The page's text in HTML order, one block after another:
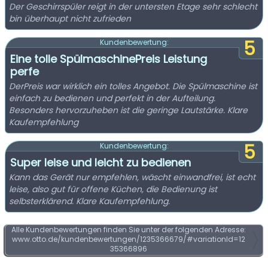
Der Geschirrspüler reigt in der untersten Etage sehr schlecht
bin überhaupt nicht zufrieden
5
Kundenbewertung:
Eine tolle SpülmaschinePreis Leistung
perfe
DerPreis war wirklich ein tolles Angebot. Die Spülmaschine ist
einfach zu bedienen und perfekt in der Aufteilung.
Besonders hervorzuheben ist die geringe Lautstärke. Klare
Kaufempfehlung
5
Kundenbewertung:
Super leise und leicht zu bedienen
Kann das Gerät nur empfehlen, wäscht einwandfrei, ist echt
leise, also gut für offene Küchen, die Bedienung ist
selbsterklärend. Klare Kaufempfehlung.
Alle Kundenbewertungen finden Sie unter der folgenden Adresse:
www.otto.de/kundenbewertungen/1235366679/#variationId=12
35366896